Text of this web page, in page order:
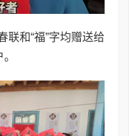
联和“福”字均赠送给